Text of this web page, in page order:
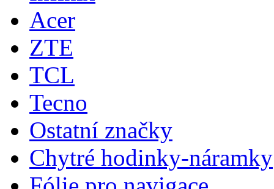
Acer
ZTE
TCL
Tecno
Ostatní značky
Chytré hodinky-náramky